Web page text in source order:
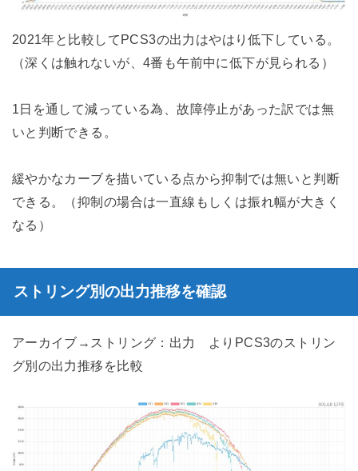
2021年と比較してPCS3の出力はやはり低下している。
（深くは触れないが、4番も午前中に低下が見られる）
1日を通して減っている為、故障停止があった訳では無
いと判断できる。
緩やかなカーブを描いている点から抑制では無いと判断
できる。（抑制の場合は一直線もしくは振れ幅が大きく
なる）
ストリング別の出力推移を確認
アーカイブ→ストリング：出力 よりPCS3のストリン
グ別の出力推移を比較